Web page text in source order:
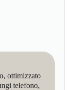
ottimizzato
telefono,